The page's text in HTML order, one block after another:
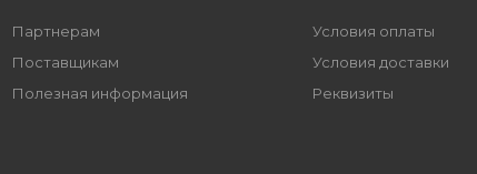
Партнерам
Поставщикам
Полезная информация
Условия оплаты
Условия доставки
Реквизиты